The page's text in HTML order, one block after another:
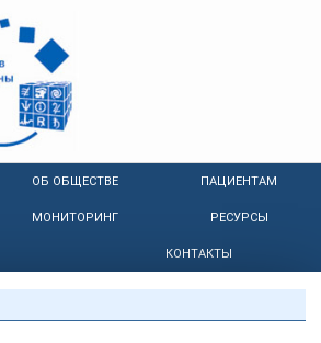
ОБ ОБЩЕСТВЕ ПАЦИЕНТАМ
МОНИТОРИНГ РЕСУРСЫ
КОНТАКТЫ